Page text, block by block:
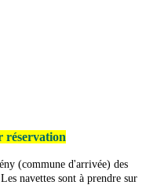
réservation
(commune d'arrivée) des
navettes sont à prendre sur